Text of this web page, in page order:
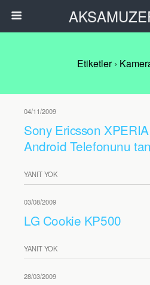
Etiketler ›
04/11/2009
Sony Ericsson
Android Telefonunu
YANIT YOK
03/08/2009
LG Cookie KP500
YANIT YOK
28/03/2009